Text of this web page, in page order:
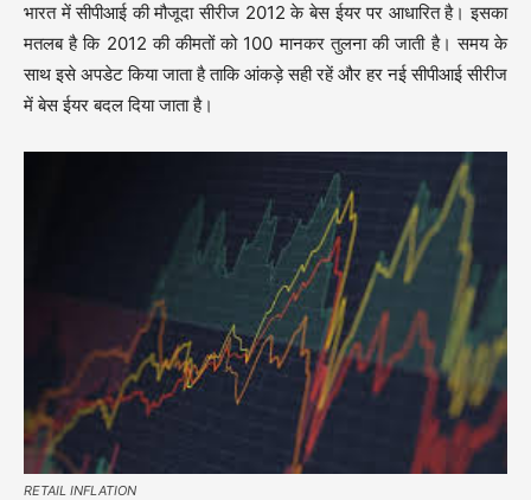
भारत में सीपीआई की मौजूदा सीरीज 2012 के बेस ईयर पर आधारित है। इसका
मतलब है कि 2012 की कीमतों को 100 मानकर तुलना की जाती है। समय के
साथ इसे अपडेट किया जाता है ताकि आंकड़े सही रहें और हर नई सीपीआई सीरीज
में बेस ईयर बदल दिया जाता है।
RETAIL INFLATION